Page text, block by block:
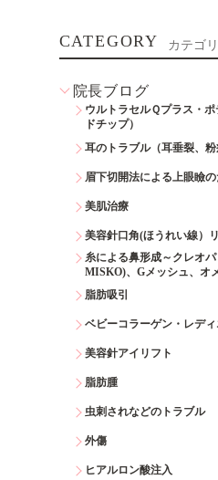
CATEGORY カテゴ
院長ブログ
ウルトラセルＱプラス・
ドチップ）
耳のトラブル（耳垂裂、粉
眉下切開法による上眼瞼
美肌治療
美容針口角(ほうれい線）
糸による鼻形成～クレオ
MISKO)、Gメッシュ、オ
脂肪吸引
ベビーコラーゲン・レデ
美容針アイリフト
脂肪腫
虫刺されなどのトラブル
外傷
ヒアルロン酸注入